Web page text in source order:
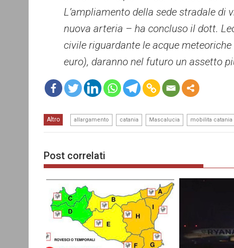
L’ampliamento della sede stradale di
nuova arteria – ha concluso il dott.
civile riguardante le acque
euro), daranno nel futuro un assetto
Altro allargamento catania Mascalucia mobilita catania
Post correlati